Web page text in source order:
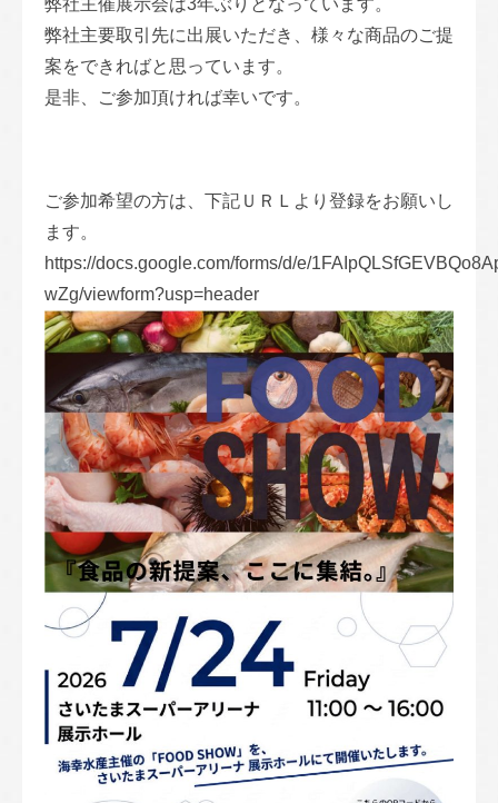
弊社主催展示会は3年ぶりとなっています。
弊社主要取引先に出展いただき、様々な商品のご提
案をできればと思っています。
是非、ご参加頂ければ幸いです。
ご参加希望の方は、下記ＵＲＬより登録をお願いし
ます。
https://docs.google.com/forms/d/e/
wZg/viewform?usp=header